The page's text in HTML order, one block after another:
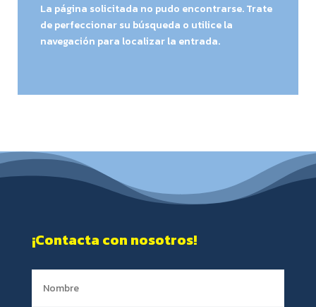
La página solicitada no pudo encontrarse. Trate
de perfeccionar su búsqueda o utilice la
navegación para localizar la entrada.
¡Contacta con nosotros!